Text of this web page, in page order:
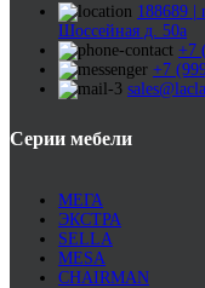
188689 |
Шоссейная д. 50а
+7
+7
Серии мебели
МЕГА
ЭКСТРА
SELLA
MESA
CHAIRMAN